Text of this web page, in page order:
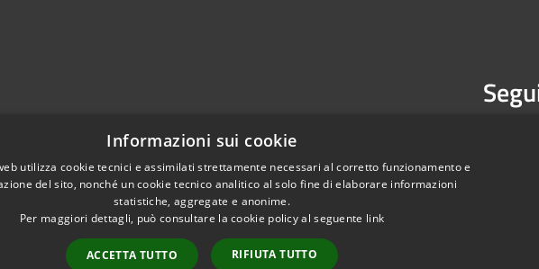
Copyright © 2026 • Comune di Isernia • Powered by
Informazioni sui cookie
utilizza cookie tecnici e assimilati strettamente necessari al corretto funzionamento e
del sito, nonché un cookie tecnico analitico al solo fine di elaborare informazioni
statistiche, aggregate e anonime.
Per maggiori dettagli, può consultare la cookie policy al seguente link
ACCETTA TUTTO RIFIUTA TUTTO